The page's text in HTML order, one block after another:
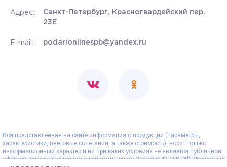
Адрес:
Санкт-Петербург, Красногвардейский пер.
23Е
E-mail: podarionlinespb@yandex.ru
Вся представленная на сайте информация о продукции (параметры,
характеристики, цветовые сочетания, а также стоимость), носит только
информационный характер и ни при каких условиях не является публичной
офертой, определяемой положениями пункта 2 статьи 437 ГК РФ. Указанные